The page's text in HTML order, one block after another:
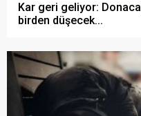
Kar geri geliyor:
birden düşecek...